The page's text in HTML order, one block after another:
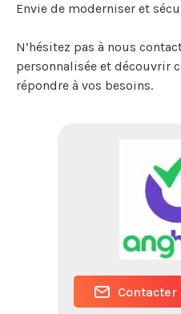
Envie de moderniser et
N’hésitez pas à nous
personnalisée et découvrir
répondre à vos besoins.